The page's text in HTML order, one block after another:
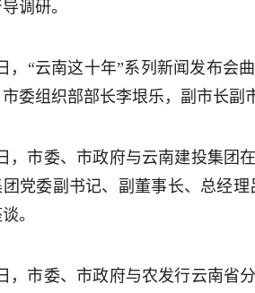
调研。
，“云南这十年”系列新闻发布会
委组织部部长李垠乐，副市长
，市委、市政府与云南建投集团
团党委副书记、副董事长、总经
。
，市委、市政府与农发行云南省